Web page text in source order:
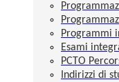
Programmi
Esami
PCTO
Indirizzi di